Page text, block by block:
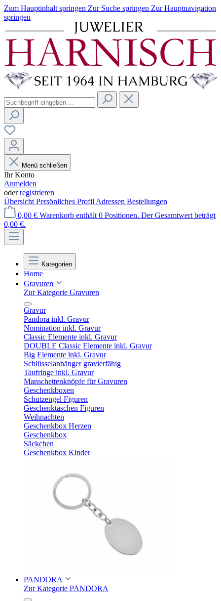
Zum Hauptinhalt springen Zur Suche springen Zur Hauptnavigation
springen
Menü schließen
Ihr Konto
Anmelden
oderregistrieren
Übersicht Persönliches Profil Adressen Bestellungen
0,00 € Warenkorb enthält 0 Positionen. Der Gesamtwert beträgt
0,00 €.
Kategorien
Home
Gravuren
Zur Kategorie Gravuren
Gravur
Pandora inkl. Gravur
Nomination inkl. Gravur
Classic Elemente inkl. Gravur
DOUBLE Classic Elemente inkl. Gravur
Big Elemente inkl. Gravur
Schlüsselanhänger gravierfähig
Taufringe inkl. Gravur
Manschettenknöpfe für Gravuren
Geschenkboxen
Schutzengel Figuren
Geschenktaschen Figuren
Weihnachten
Geschenkbox Herzen
Geschenkbox
Säckchen
Geschenkbox Kinder
PANDORA
Zur Kategorie PANDORA